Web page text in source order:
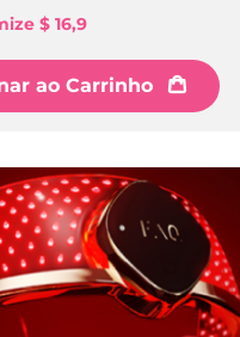
$ 16,9
ao Carrinho